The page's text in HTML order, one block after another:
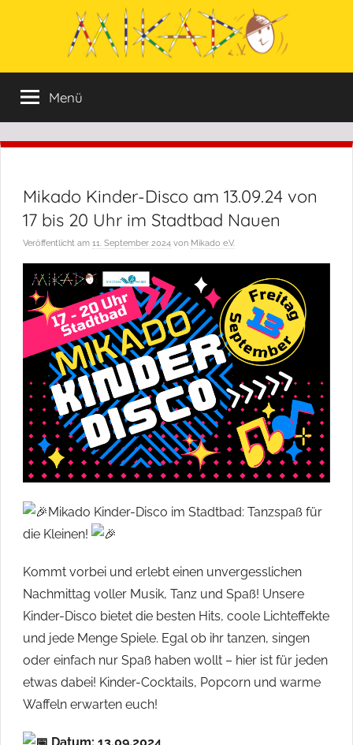
Mikado
e:V.
wurde
im
Menschen
gerufen,
Heimatorten
Havelland
engagieren
beteiligen
Menü
Mikado Kinder-Disco am 13.09.24 von
17 bis 20 Uhr im Stadtbad Nauen
Veröffentlicht am 11. September 2024von Mikado e.V.
Mikado Kinder-Disco im Stadtbad: Tanzspaß für
die Kleinen!
Kommt vorbei und erlebt einen unvergesslichen
Nachmittag voller Musik, Tanz und Spaß! Unsere
Kinder-Disco bietet die besten Hits, coole Lichteffekte
und jede Menge Spiele. Egal ob ihr tanzen, singen
oder einfach nur Spaß haben wollt – hier ist für jeden
etwas dabei! Kinder-Cocktails, Popcorn und warme
Waffeln erwarten euch!